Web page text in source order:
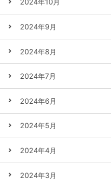
2024年10月
2024年9月
2024年8月
2024年7月
2024年6月
2024年5月
2024年4月
2024年3月